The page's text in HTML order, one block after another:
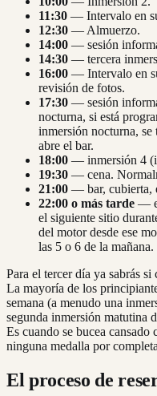
11:30 — Intervalo en
12:30 — Almuerzo.
14:00 — sesión
14:30 — tercera
16:00 — Intervalo en
revisión de fotos.
17:30 — sesión
nocturna, si está
inmersión nocturna, se
abre el bar.
18:00 — inmersión 4
19:30 — cena.
21:00 — bar, cubierta,
22:00 o más tarde —
el siguiente sitio
del motor desde ese
las 5 o 6 de la mañana.
Para el tercer día ya sabrás
La mayoría de los
semana (a menudo una
segunda inmersión matutina
Es cuando se bucea
ninguna medalla por
El proceso de